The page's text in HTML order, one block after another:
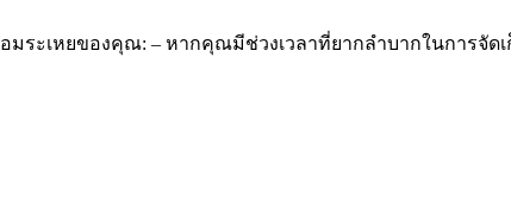
ระเหยของคุณ: – หากคุณมีช่วงเวลาที่ยากลำบากในการจัด